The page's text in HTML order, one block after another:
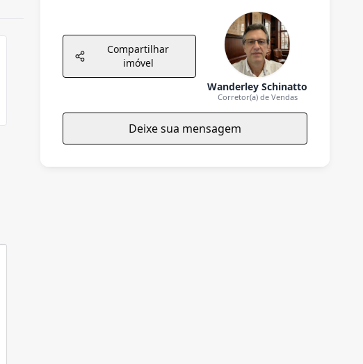
Compartilhar
imóvel
Wanderley Schinatto
Corretor(a) de Vendas
Deixe sua mensagem